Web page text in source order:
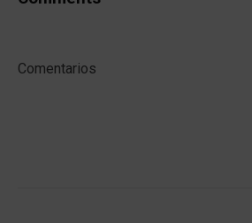
Comentarios